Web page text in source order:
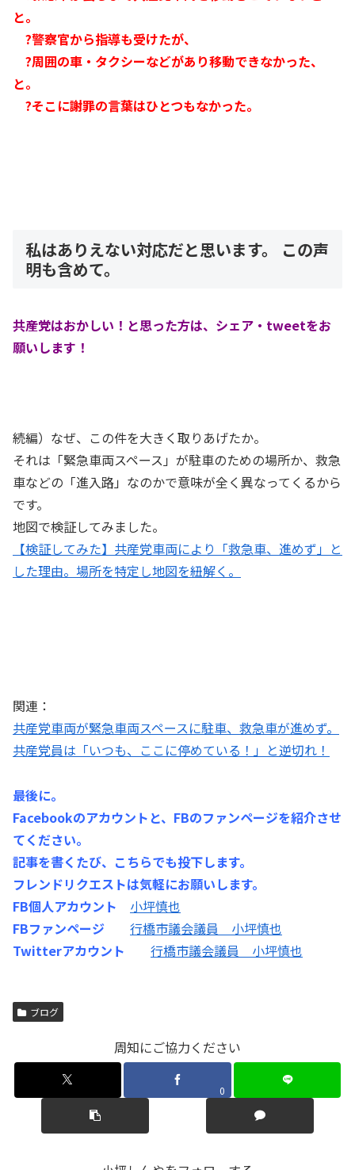
と。
?警察官から指導も受けたが、
?周囲の車・タクシーなどがあり移動できなかった、
と。
?そこに謝罪の言葉はひとつもなかった。
私はありえない対応だと思います。 この声
明も含めて。
共産党はおかしい！と思った方は、シェア・tweetをお
願いします！
続編）なぜ、この件を大きく取りあげたか。
それは「緊急車両スペース」が駐車のための場所か、救急
車などの「進入路」なのかで意味が全く異なってくるから
です。
地図で検証してみました。
【検証してみた】共産党車両により「救急車、進めず」と
した理由。場所を特定し地図を紐解く。
関連：
共産党車両が緊急車両スペースに駐車、救急車が進めず。
共産党員は「いつも、ここに停めている！」と逆切れ！
最後に。
Facebookのアカウントと、FBのファンページを紹介させ
てください。
記事を書くたび、こちらでも投下します。
フレンドリクエストは気軽にお願いします。
FB個人アカウント
小坪慎也
FBファンページ
行橋市議会議員 小坪慎也
Twitterアカウント
行橋市議会議員 小坪慎也
ブログ
周知にご協力ください
0